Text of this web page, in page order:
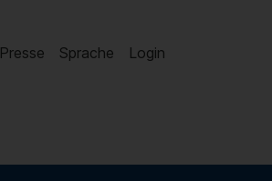
Presse Sprache Login